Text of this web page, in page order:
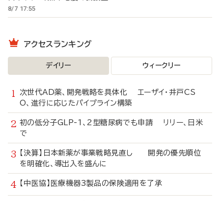
8/7 17:55
アクセスランキング
デイリー ウィークリー
次世代AD薬、開発戦略を具体化 エーザイ・井戸CS
O、進行に応じたパイプライン構築
初の低分子GLP-1、2型糖尿病でも申請 リリー、日米
で
【決算】日本新薬が事業戦略見直し 開発の優先順位
を明確化、導出入を盛んに
【中医協】医療機器3製品の保険適用を了承